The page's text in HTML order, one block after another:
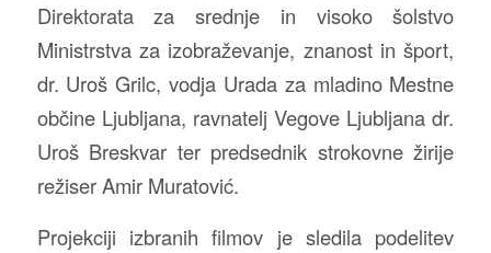
Direktorata za srednje in visoko šolstvo
Ministrstva za izobraževanje, znanost in šport,
dr. Uroš Grilc, vodja Urada za mladino Mestne
občine Ljubljana, ravnatelj Vegove Ljubljana dr.
Uroš Breskvar ter predsednik strokovne žirije
režiser Amir Muratović.
Projekciji izbranih filmov je sledila podelitev